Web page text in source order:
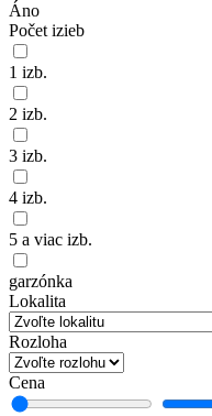
Áno
Počet izieb
1 izb.
2 izb.
3 izb.
4 izb.
5 a viac izb.
garzónka
Lokalita
Rozloha
Cena